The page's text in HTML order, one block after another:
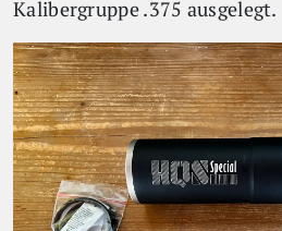
Kalibergruppe .375 ausgelegt.